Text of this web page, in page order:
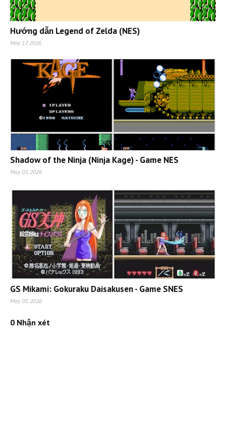
Hướng dẫn Legend of Zelda (NES)
May 17, 2026
Shadow of the Ninja (Ninja Kage) - Game NES
May 03, 2026
GS Mikami: Gokuraku Daisakusen - Game SNES
May 03, 2026
0 Nhận xét